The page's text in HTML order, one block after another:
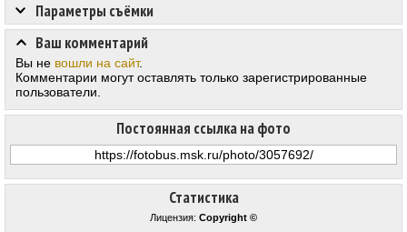
Статистика
Лицензия: Copyright ©
Постоянная ссылка на фото
Параметры съёмки
Ваш комментарий
Вы не вошли на сайт.
Комментарии могут оставлять только зарегистрированные
пользователи.